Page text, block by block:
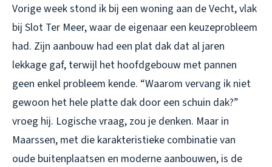
Vorige week stond ik bij een woning aan de Vecht, vlak
bij Slot Ter Meer, waar de eigenaar een keuzeprobleem
had. Zijn aanbouw had een plat dak dat al jaren
lekkage gaf, terwijl het hoofdgebouw met pannen
geen enkel probleem kende. “Waarom vervang ik niet
gewoon het hele platte dak door een schuin dak?”
vroeg hij. Logische vraag, zou je denken. Maar in
Maarssen, met die karakteristieke combinatie van
oude buitenplaatsen en moderne aanbouwen, is de